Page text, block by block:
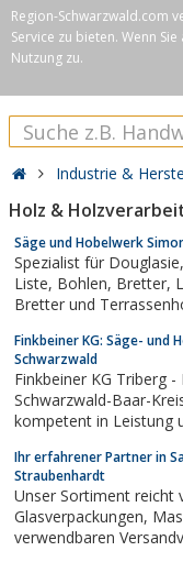
Region-Schwarzwald.com
Service zu bieten. Wenn
Nutzung zu.
Industrie &
Holz &
Säge und Hobelwerk
Spezialist für Douglasie, Fichten, und Tannen - Bauholz nach
Liste, Bohlen, Bretter, Latten, Rauspund, Blockware, Balken,
Bretter und
Finkbeiner KG: Säge- und
Schwarzwald
Finkbeiner KG Triberg
Schwarzwald-Baar-Kreis.
kompetent in Leistung
Ihr erfahrener Partner in
Straubenhardt
Unser Sortiment reicht
Glasverpackungen, Maschinenverpackungen bis hin zu mehrfach
verwendbaren